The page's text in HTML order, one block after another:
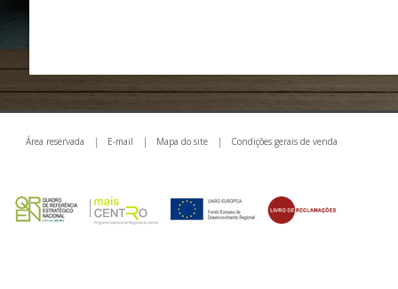
Área reservada | E-mail | Mapa do site | Condições gerais de venda